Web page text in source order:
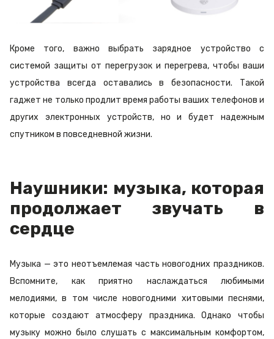
Кроме того, важно выбрать зарядное устройство с
системой защиты от перегрузок и перегрева, чтобы ваши
устройства всегда оставались в безопасности. Такой
гаджет не только продлит время работы ваших телефонов и
других электронных устройств, но и будет надежным
спутником в повседневной жизни.
Наушники: музыка, которая
продолжает звучать в
сердце
Музыка — это неотъемлемая часть новогодних праздников.
Вспомните, как приятно наслаждаться любимыми
мелодиями, в том числе новогодними хитовыми песнями,
которые создают атмосферу праздника. Однако чтобы
музыку можно было слушать с максимальным комфортом,